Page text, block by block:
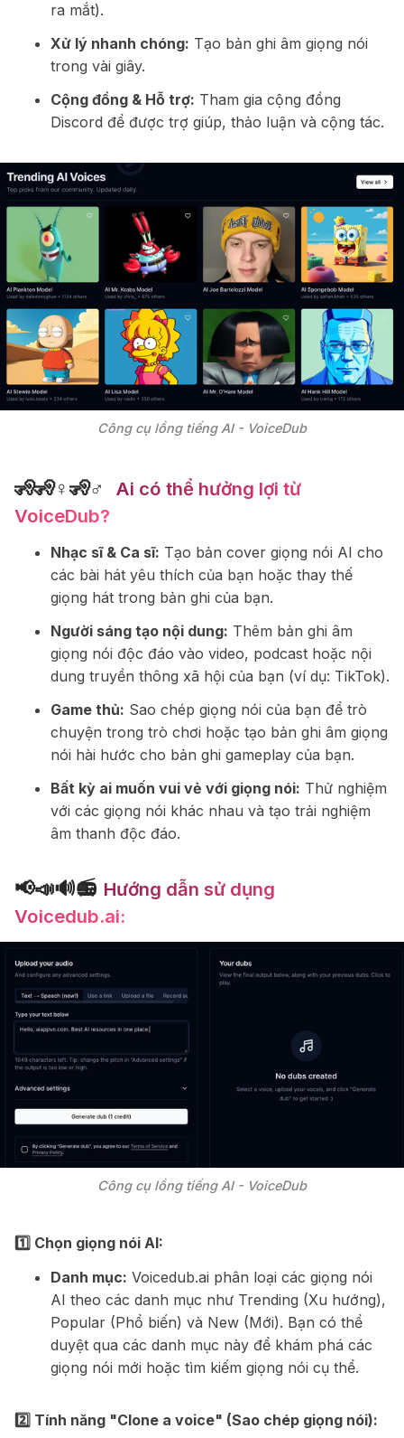
ra mắt).
Xử lý nhanh chóng: Tạo bản ghi âm giọng nói
trong vài giây.
Cộng đồng & Hỗ trợ: Tham gia cộng đồng
Discord để được trợ giúp, thảo luận và cộng tác.
Công cụ lồng tiếng AI - VoiceDub
🧏🧏♀🧏♂
‍️‍️ Ai có thể hưởng lợi từ
VoiceDub?
Nhạc sĩ & Ca sĩ: Tạo bản cover giọng nói AI cho
các bài hát yêu thích của bạn hoặc thay thế
giọng hát trong bản ghi của bạn.
Người sáng tạo nội dung: Thêm bản ghi âm
giọng nói độc đáo vào video, podcast hoặc nội
dung truyền thông xã hội của bạn (ví dụ: TikTok).
Game thủ: Sao chép giọng nói của bạn để trò
chuyện trong trò chơi hoặc tạo bản ghi âm giọng
nói hài hước cho bản ghi gameplay của bạn.
Bất kỳ ai muốn vui vẻ với giọng nói: Thử nghiệm
với các giọng nói khác nhau và tạo trải nghiệm
âm thanh độc đáo.
📢📣🔊📻 Hướng dẫn sử dụng
Voicedub.ai:
Công cụ lồng tiếng AI - VoiceDub
1️⃣ Chọn giọng nói AI:
Danh mục: Voicedub.ai phân loại các giọng nói
AI theo các danh mục như Trending (Xu hướng),
Popular (Phổ biến) và New (Mới). Bạn có thể
duyệt qua các danh mục này để khám phá các
giọng nói mới hoặc tìm kiếm giọng nói cụ thể.
2️⃣ Tính năng "Clone a voice" (Sao chép giọng nói):